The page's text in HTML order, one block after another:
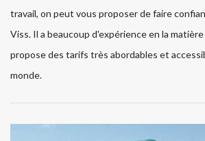
travail, on peut vous proposer de faire
Viss. Il a beaucoup d'expérience en la
propose des tarifs très abordables et
monde.